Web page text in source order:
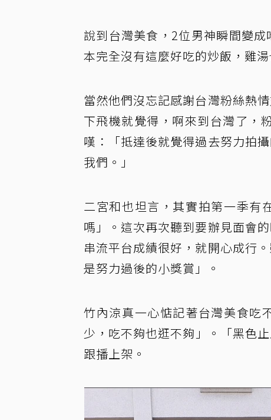
說到台灣美食，2位男神瞬間變
本完全沒有這麼好吃的炒飯，雞
當然他們沒忘記感謝台灣粉絲熱
下飛機就覺得，啊來到台灣了，
嘆：「抵達後就覺得過去努力拍
我們。」
二宮和也坦言，其實拍第一季有
嗎」。這次再次聽到要辦見面會
串流平台成績很好，就開心成行
是努力過後的小獎賞」。
竹內涼真一心惦記著台灣美食吃
少，吃不夠也逛不夠」。「黑色
跟播上架。